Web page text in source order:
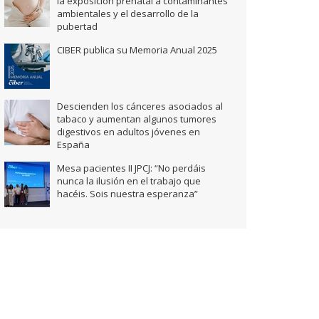
ambientales y el desarrollo de la
pubertad
CIBER publica su Memoria Anual 2025
Descienden los cánceres asociados al
tabaco y aumentan algunos tumores
digestivos en adultos jóvenes en
España
Mesa pacientes II JPCJ: “No perdáis
nunca la ilusión en el trabajo que
hacéis. Sois nuestra esperanza”